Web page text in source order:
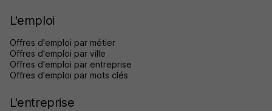
L'emploi
Offres d'emploi par métier
Offres d'emploi par ville
Offres d'emploi par entreprise
Offres d'emploi par mots clés
L'entreprise